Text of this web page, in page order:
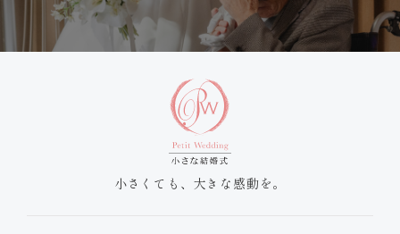
小さくても、大きな感動を。